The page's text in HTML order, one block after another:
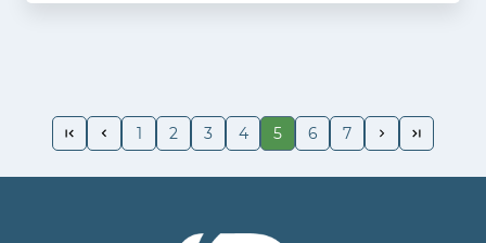
1 2 3 4 5 6 7